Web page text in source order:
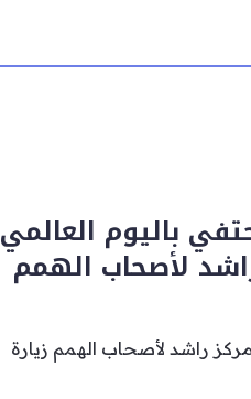
باليوم العالمي
لأصحاب الهمم
راشد لأصحاب الهمم زيارة